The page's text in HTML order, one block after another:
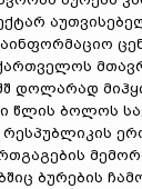
დოლარად
წლის ბოლოს
რესპუბლიკის
ბურების